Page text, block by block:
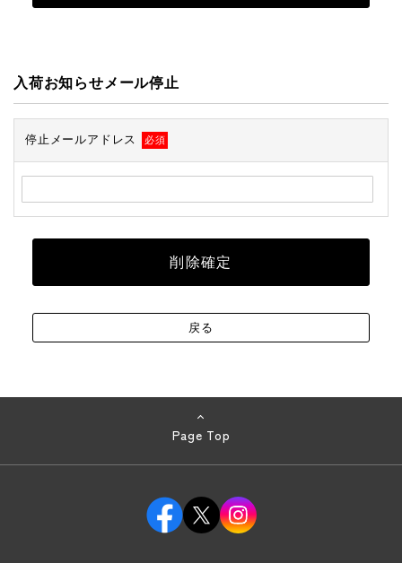
入荷お知らせメール停止
停止メールアドレス 必須
Page Top